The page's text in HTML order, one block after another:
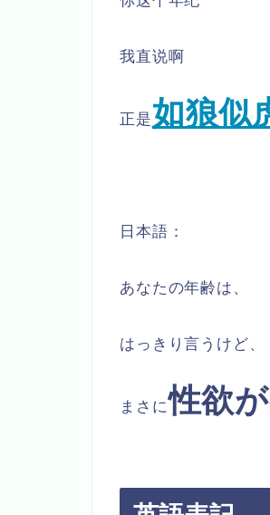
我直说啊
正是如狼似
日本語：
あなたの年齢は、
はっきり言うけど、
まさに性欲